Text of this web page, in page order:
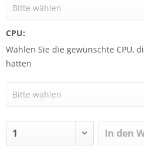
CPU:
Wählen Sie die gewünschte CPU,
hätten
In den